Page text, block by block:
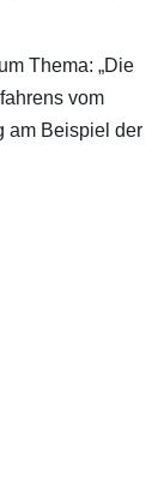
Thema: „Die
vom
am Beispiel der